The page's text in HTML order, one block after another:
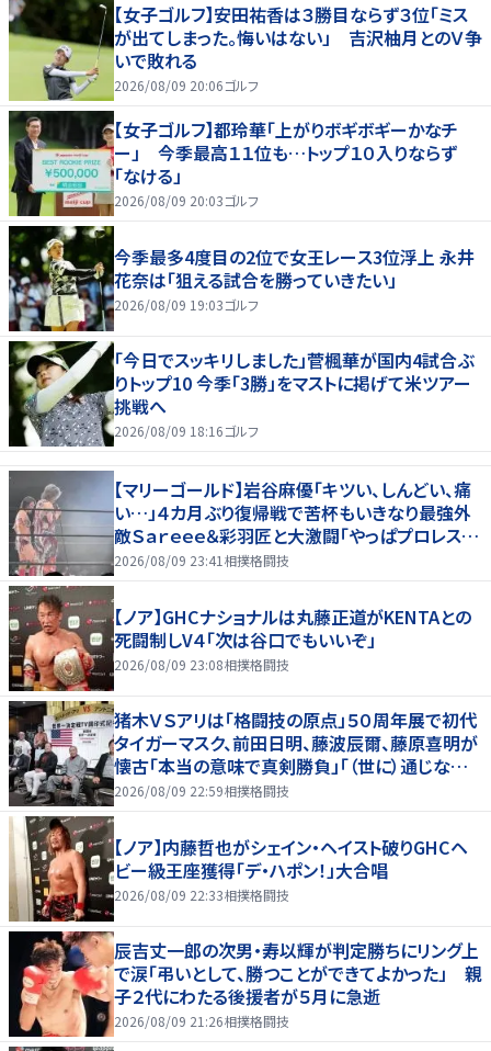
【女子ゴルフ】安田祐香は３勝目ならず３位「ミス
が出てしまった。悔いはない」 吉沢柚月とのＶ争
いで敗れる
2026/08/09 20:06ゴルフ
【女子ゴルフ】都玲華「上がりボギボギーかなチ
ー」 今季最高１１位も…トップ１０入りならず
「なける」
2026/08/09 20:03ゴルフ
今季最多4度目の2位で女王レース3位浮上 永井
花奈は「狙える試合を勝っていきたい」
2026/08/09 19:03ゴルフ
「今日でスッキリしました」菅楓華が国内4試合ぶ
りトップ10 今季「3勝」をマストに掲げて米ツアー
挑戦へ
2026/08/09 18:16ゴルフ
【マリーゴールド】岩谷麻優「キツい、しんどい、痛
い…」４カ月ぶり復帰戦で苦杯もいきなり最強外
敵Ｓａｒｅｅｅ＆彩羽匠と大激闘「やっぱプロレス大
好き」
2026/08/09 23:41 相撲格闘技
【ノア】GHCナショナルは丸藤正道がKENTAとの
死闘制しV４「次は谷口でもいいぞ」
2026/08/09 23:08相撲格闘技
猪木ＶＳアリは「格闘技の原点」５０周年展で初代
タイガーマスク、前田日明、藤波辰爾、藤原喜明が
懐古「本当の意味で真剣勝負」「（世に）通じない
歯がゆさも」
2026/08/09 22:59相撲格闘技
【ノア】内藤哲也がシェイン・ヘイスト破りGHCヘ
ビー級王座獲得「デ・ハポン！」大合唱
2026/08/09 22:33相撲格闘技
辰吉丈一郎の次男・寿以輝が判定勝ちにリング上
で涙「弔いとして、勝つことができてよかった」 親
子２代にわたる後援者が５月に急逝
2026/08/09 21:26相撲格闘技